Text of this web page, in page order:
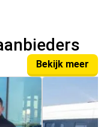
Bekijk meer